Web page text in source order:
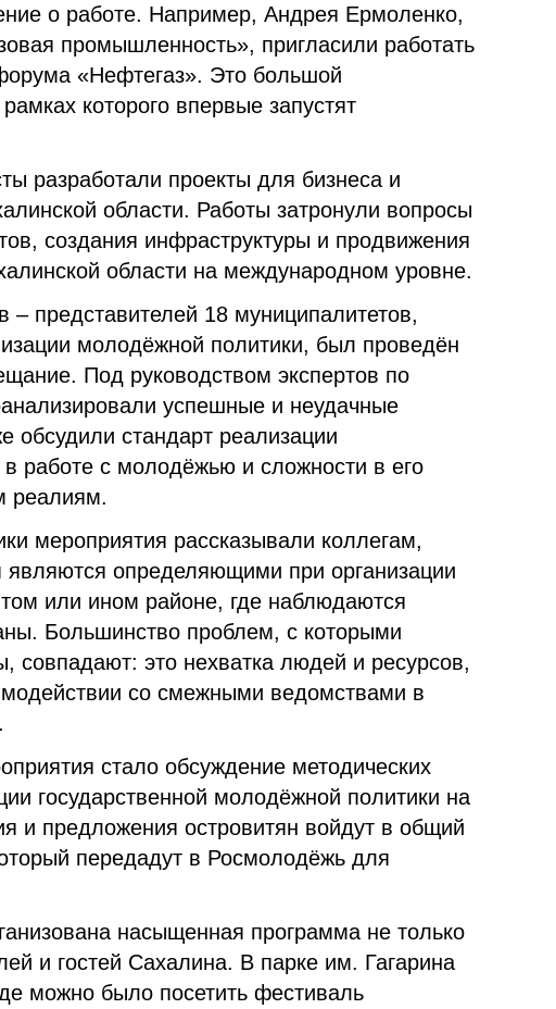
о работе. Например, Андрея Ермоленко,
промышленность», пригласили работать
«Нефтегаз». Это большой
которого впервые запустят
разработали проекты для бизнеса и
области. Работы затронули вопросы
создания инфраструктуры и продвижения
области на международном уровне.
– представителей 18 муниципалитетов,
молодёжной политики, был проведён
Под руководством экспертов по
успешные и неудачные
обсудили стандарт реализации
в работе с молодёжью и сложности в его
реалиям.
мероприятия рассказывали коллегам,
являются определяющими при организации
или ином районе, где наблюдаются
Большинство проблем, с которыми
совпадают: это нехватка людей и ресурсов,
со смежными ведомствами в
стало обсуждение методических
государственной молодёжной политики на
и предложения островитян войдут в общий
передадут в Росмолодёжь для
насыщенная программа не только
и гостей Сахалина. В парке им. Гагарина
можно было посетить фестиваль